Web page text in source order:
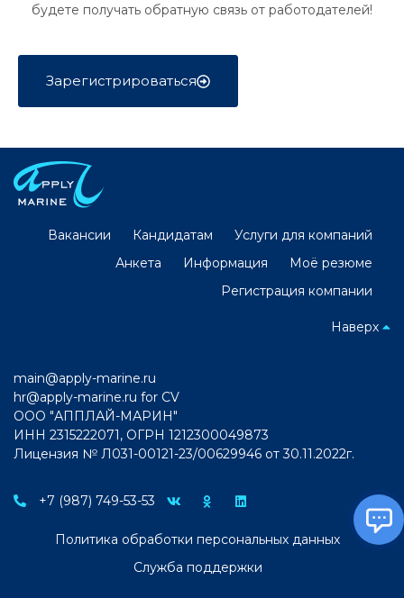
будете получать обратную связь от работодателей!
Зарегистрироваться
Вакансии Кандидатам
Услуги для компаний
Анкета
Информация
Моё резюме
Регистрация компании
Наверх
main@apply-marine.ru
hr@apply-marine.ru for CV
ООО "АППЛАЙ-МАРИН"
ИНН 2315222071, ОГРН 1212300049873
Лицензия № Л031-00121-23/00629946 от 30.11.2022г.
+7 (987) 749-53-53
Политика обработки персональных данных
Служба поддержки